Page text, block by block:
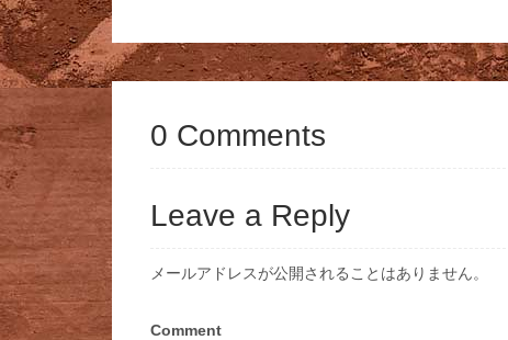
0 Comments
Leave a Reply
メールアドレスが公開されることはありません。
Comment